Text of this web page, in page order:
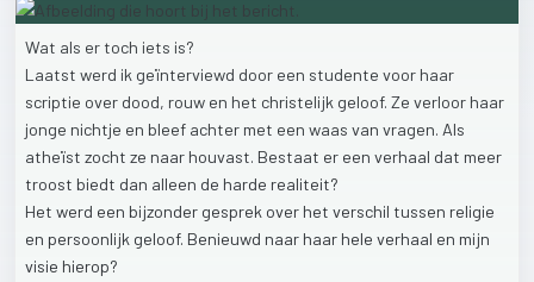
Wat als er toch iets is?
Laatst werd ik geïnterviewd door een studente voor haar
scriptie over dood, rouw en het christelijk geloof. Ze verloor haar
jonge nichtje en bleef achter met een waas van vragen. Als
atheïst zocht ze naar houvast. Bestaat er een verhaal dat meer
troost biedt dan alleen de harde realiteit?
Het werd een bijzonder gesprek over het verschil tussen religie
en persoonlijk geloof. Benieuwd naar haar hele verhaal en mijn
visie hierop?